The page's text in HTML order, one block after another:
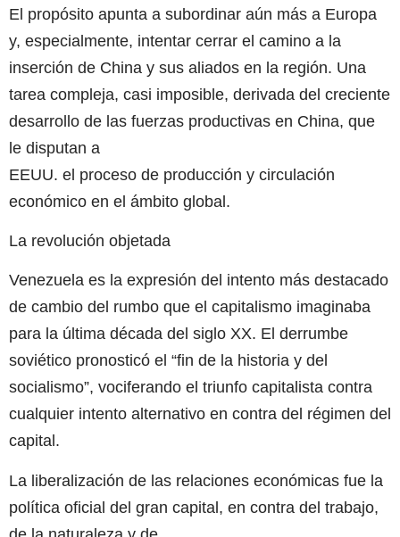
El propósito apunta a subordinar aún más a Europa
y, especialmente, intentar cerrar el camino a la
inserción de China y sus aliados en la región. Una
tarea compleja, casi imposible, derivada del creciente
desarrollo de las fuerzas productivas en China, que
le disputan a
EEUU. el proceso de producción y circulación
económico en el ámbito global.
La revolución objetada
Venezuela es la expresión del intento más destacado
de cambio del rumbo que el capitalismo imaginaba
para la última década del siglo XX. El derrumbe
soviético pronosticó el “fin de la historia y del
socialismo”, vociferando el triunfo capitalista contra
cualquier intento alternativo en contra del régimen del
capital.
La liberalización de las relaciones económicas fue la
política oficial del gran capital, en contra del trabajo,